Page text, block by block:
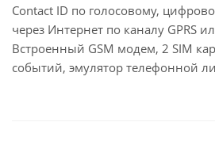
Contact ID по голосовому,
через Интернет по каналу GPRS
Встроенный GSM модем, 2 SIM
событий, эмулятор телефонной